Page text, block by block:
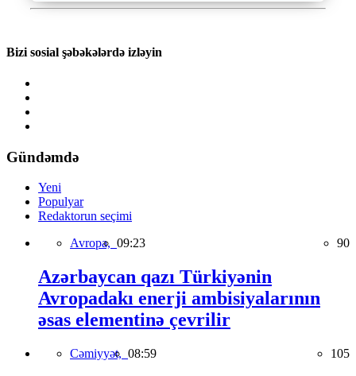
Bizi sosial şəbəkələrdə izləyin
Gündəmdə
Yeni
Populyar
Redaktorun seçimi
Avropa, 09:23 90
Azərbaycan qazı Türkiyənin
Avropadakı enerji ambisiyalarının
əsas elementinə çevrilir
Cəmiyyət, 08:59 105